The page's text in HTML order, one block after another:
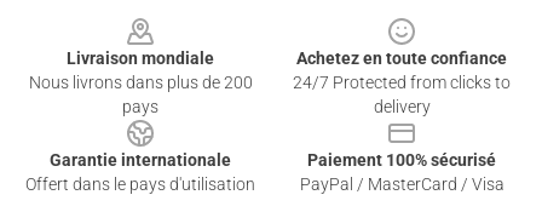
Livraison mondiale
Nous livrons dans plus de 200
pays
Achetez en toute confiance
24/7 Protected from clicks to
delivery
Garantie internationale
Offert dans le pays d'utilisation
Paiement 100% sécurisé
PayPal / MasterCard / Visa